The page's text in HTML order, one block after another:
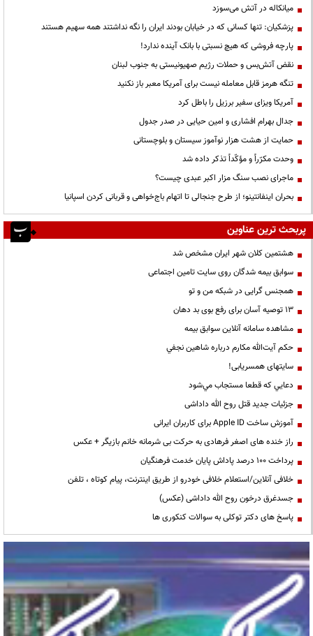
میانکاله در آتش می‌سوزد
پزشکیان: تنها کسانی که در خیابان بودند ایران را نگه نداشتند همه سهیم هستند
پارچه فروشی که هیچ نسبتی با بانک آینده ندارد!
نقض آتش‌بس و حملات رژیم صهیونیستی به جنوب لبنان
تنگه هرمز قابل معامله نیست برای آمریکا معبر باز نکنید
آمریکا ویزای سفیر برزیل را باطل کرد
جدال بهرام افشاری و امین حیایی در صدر جدول
حمایت از هشت هزار نوآموز سیستان و بلوچستانی
وحدت مکرّراً و مؤکّداً تذکر داده شد
ماجرای نصب سنگ مزار اکبر عبدی چیست؟
بحران اینفانتینو؛ از طرح جنجالی تا اتهام باج‌خواهی و قربانی کردن اسپانیا
پربحث ترین عناوین
هشتمین کلان شهر ایران مشخص شد
سوابق بیمه شدگان روی سایت تامین اجتماعی
همجنس گرایی در شبکه من و تو
13 توصیه آسان برای رفع بوی بد دهان
مشاهده سامانه آنلاين سوابق بیمه
حكم آيت‌الله مكارم درباره شاهين نجفي
سایتهای همسریابی!
دعايي كه قطعا مستجاب مي‌شود
جزئیات جدید قتل روح الله داداشی
آموزش ساخت Apple ID برای کاربران ایرانی
راز خنده های اصغر فرهادی به حرکت بی شرمانه خانم بازیگر + عکس
پرداخت ۱۰۰ درصد پاداش پایان خدمت فرهنگیان
خلافی آنلاین/استعلام خلافی خودرو از طریق اینترنت، پیام کوتاه ، تلفن
جسدغرق درخون روح الله داداشی (عکس)
پاسخ های دکتر توکلی به سوالات کنکوری ها